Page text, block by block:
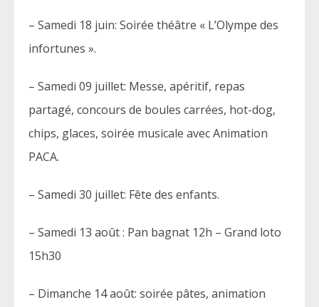
– Samedi 18 juin: Soirée théâtre « L’Olympe des
infortunes ».
– Samedi 09 juillet: Messe, apéritif, repas
partagé, concours de boules carrées, hot-dog,
chips, glaces, soirée musicale avec Animation
PACA.
– Samedi 30 juillet: Fête des enfants.
– Samedi 13 août : Pan bagnat 12h – Grand loto
15h30
– Dimanche 14 août: soirée pâtes, animation